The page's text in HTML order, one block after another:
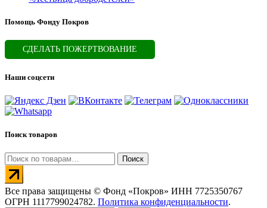
Помощь Фонду Покров
СДЕЛАТЬ ПОЖЕРТВОВАНИЕ
Наши соцсети
Поиск товаров
Искать: Поиск
Все права защищены © Фонд «Покров» ИНН 7725350767
ОГРН 1117799024782. Политика конфиденциальности.